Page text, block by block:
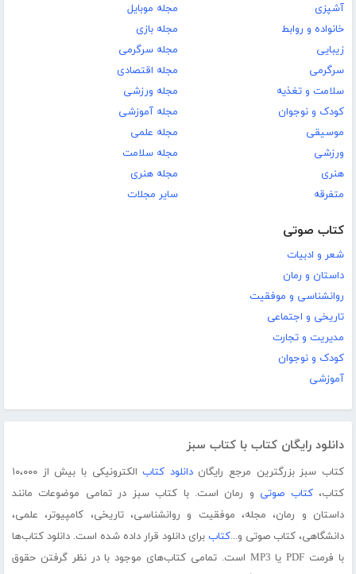
آشپزی
خانواده و روابط
زیبایی
سرگرمی
سلامت و تغذیه
کودک و نوجوان
موسیقی
ورزشی
هنری
متفرقه
مجله موبایل
مجله بازی
مجله سرگرمی
مجله اقتصادی
مجله ورزشی
مجله آموزشی
مجله علمی
مجله سلامت
مجله هنری
سایر مجلات
کتاب صوتی
شعر و ادبیات
داستان و رمان
روانشناسی و موفقیت
تاریخی و اجتماعی
مدیریت و تجارت
کودک و نوجوان
آموزشی
دانلود رایگان کتاب با کتاب سبز
کتاب سبز بزرگترین مرجع رایگاندانلود کتاب
الکترونیکی با بیش از ۱۰،۰۰۰
کتاب،کتاب صوتی و رمان است. با کتاب سبز در تمامی موضوعات مانند
داستان و رمان، مجله، موفقیت و روانشناسی، تاریخی، کامپیوتر، علمی،
دانشگاهی، کتاب صوتی و...کتاب برای دانلود قرار داده شده است. دانلود کتاب‌ها
با فرمت PDF یا MP3 است. تمامی کتاب‌های موجود با در نظر گرفتن حقوق